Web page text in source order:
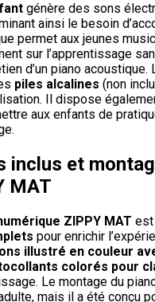
génère des sons
ainsi le besoin
permet aux jeunes
sur l’apprentissage
d’un piano acoustique.
piles alcalines (non
Il dispose
aux enfants de
inclus et
MAT
ZIPPY MAT est
pour enrichir
illustré en couleur
colorés pour
Le montage du
mais il a été conçu